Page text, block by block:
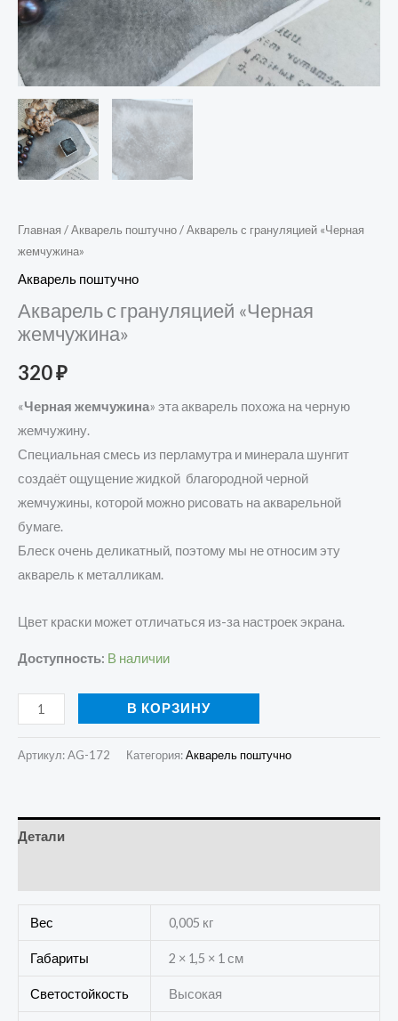
Главная /Акварель поштучно/ Акварель с грануляцией «Черная
жемчужина»
Акварель поштучно
Акварель с грануляцией «Черная
жемчужина»
320₽
«Черная жемчужина» эта акварель похожа на черную
жемчужину.
Специальная смесь из перламутра и минерала шунгит
создаёт ощущение жидкой благородной черной
жемчужины, которой можно рисовать на акварельной
бумаге.
Блеск очень деликатный, поэтому мы не относим эту
акварель к металликам.
Цвет краски может отличаться из-за настроек экрана.
Доступность: В наличии
В КОРЗИНУ
Артикул:AG-172 Категория:Акварель поштучно
Детали
Вес 0,005 кг
Габариты 2 × 1,5 × 1 см
Светостойкость Высокая